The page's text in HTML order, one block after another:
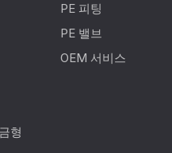
형
PE 피팅
PE 밸브
OEM 서비스